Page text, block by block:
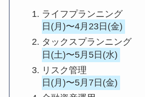
ライフプランニング
日(月)〜4月23日(金)
タックスプランニング
日(土)〜5月5日(水)
リスク管理 学
日(月)〜5月7日(金)